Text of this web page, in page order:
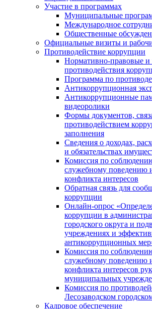
Участие в программах
Муниципальные
Международное
Общественные
Официальные визиты и
Противодействие коррупции
Нормативно-правовые и
противодействия
Программа по
Антикоррупционная
Антикоррупционные
видеоролики
Формы документов,
противодействием
заполнения
Сведения о доходах,
и обязательствах
Комиссия по
служебному поведению
конфликта интересов
Обратная связь для
коррупции
Онлайн-опрос
коррупции в
городского округа и
учреждениях и
антикоррупционных
Комиссия по
служебному поведению
конфликта интересов
муниципальных
Комиссия по
Лесозаводском
Кадровое обеспечение